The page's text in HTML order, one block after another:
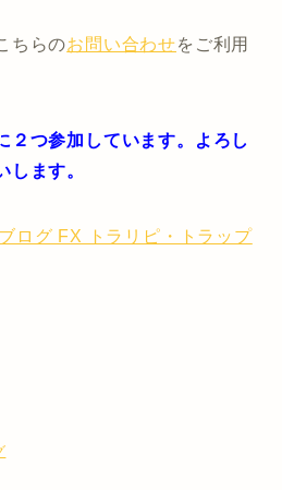
ちらのお問い合わせをご利用
２つ参加しています。よろし
します。